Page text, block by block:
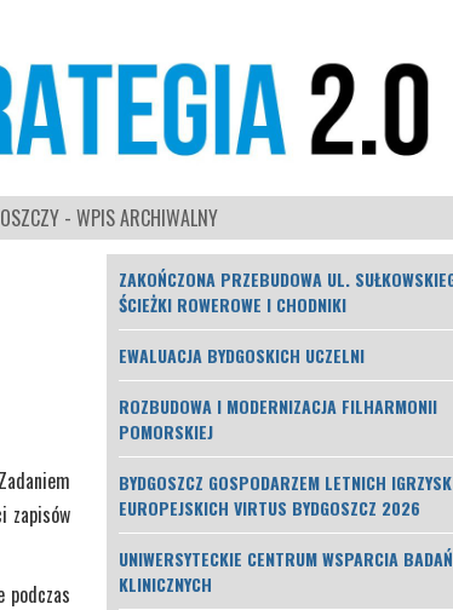
- WPIS ARCHIWALNY
zapisów
podczas
ZAKOŃCZONA PRZEBUDOWA UL.
ŚCIEŻKI ROWEROWE I CHODNIKI
EWALUACJA BYDGOSKICH UCZELNI
ROZBUDOWA I MODERNIZACJA FILHARMONII
POMORSKIEJ
BYDGOSZCZ GOSPODARZEM LETNICH IGRZYSK
EUROPEJSKICH VIRTUS BYDGOSZCZ 2026
UNIWERSYTECKIE CENTRUM WSPARCIA BADAŃ
KLINICZNYCH